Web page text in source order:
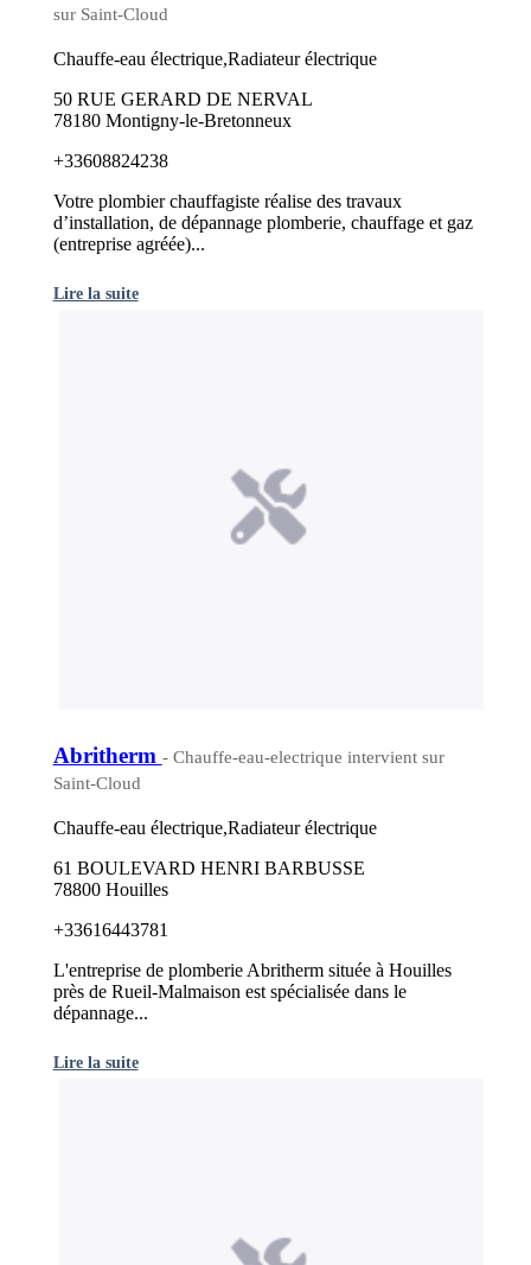
sur Saint-Cloud
Chauffe-eau électrique,Radiateur électrique
50 RUE GERARD DE NERVAL
78180 Montigny-le-Bretonneux
+33608824238
Votre plombier chauffagiste réalise des travaux
d’installation, de dépannage plomberie, chauffage et gaz
(entreprise agréée)...
Lire la suite
Abritherm - Chauffe-eau-electrique intervient sur
Saint-Cloud
Chauffe-eau électrique,Radiateur électrique
61 BOULEVARD HENRI BARBUSSE
78800 Houilles
+33616443781
L'entreprise de plomberie Abritherm située à Houilles
près de Rueil-Malmaison est spécialisée dans le
dépannage...
Lire la suite